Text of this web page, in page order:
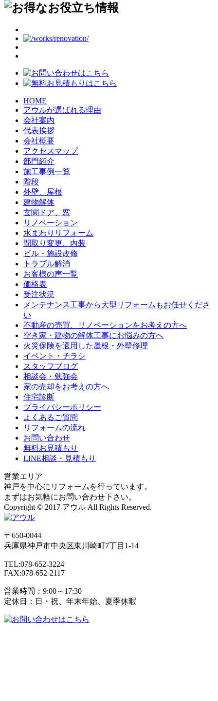
HOME
アウルが選ばれる理由
会社案内
代表挨拶
会社概要
アクセスマップ
部門紹介
施工事例一覧
階段
外壁、屋根
建物解体
玄関ドア、窓
リノベーション
水まわりリフォーム
間取り変更、内装
ビル・施設改修
トラブル解消
お客様の声一覧
価格表
受注状況
メンテナンス工事から大型リフォームもお任せくださ
い
不動産の売買、リノベーションをお考えの方へ
空き家・建物の解体工事にお悩みの方へ
火災保険を適用した屋根・外壁修理
イベント・チラシ
スタッフブログ
相談会・勉強会
家の売却をお考えの方へ
住宅診断
プライバシーポリシー
よくあるご質問
リフォームの流れ
お問い合わせ
無料お見積もり
LINE相談・見積もり
営業エリア
神戸を中心にリフォームを行っています。
まずはお気軽にお問い合わせ下さい。
Copyright © 2017 アウル All Rights Reserved.
〒650-0044
兵庫県神戸市中央区東川崎町7丁目1-14
TEL:078-652-3224
FAX:078-652-2117
営業時間：9:00～17:30
定休日：日・祝、年末年始、夏季休暇